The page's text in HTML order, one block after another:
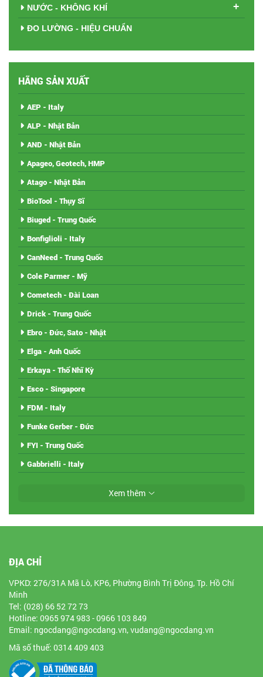
NƯỚC - KHÔNG KHÍ +
ĐO LƯỜNG - HIỆU CHUẨN
HÃNG SẢN XUẤT
AEP - Italy
ALP - Nhật Bản
AND - Nhật Bản
Apageo, Geotech, HMP
Atago - Nhật Bản
BioTool - Thụy Sĩ
Biuged - Trung Quốc
Bonfiglioli - Italy
CanNeed - Trung Quốc
Cole Parmer - Mỹ
Cometech - Đài Loan
Drick - Trung Quốc
Ebro - Đức, Sato - Nhật
Elga - Anh Quốc
Erkaya - Thổ Nhĩ Kỳ
Esco - Singapore
FDM - Italy
Funke Gerber - Đức
FYI - Trung Quốc
Gabbrielli - Italy
Xem thêm
ĐỊA CHỈ
VPKD: 276/31A Mã Lò, KP6, Phường Bình Trị Đông, Tp. Hồ Chí
Minh
Tel: (028) 66 52 72 73
Hotline: 0965 974 983 - 0966 103 849
Email: ngocdang@ngocdang.vn, vudang@ngocdang.vn
Mã số thuế: 0314 409 403